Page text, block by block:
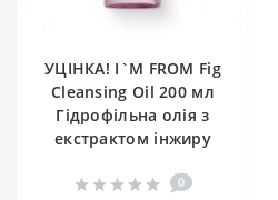
УЦІНКА! I`M FROM Fig
Cleansing Oil 200 мл
Гідрофільна олія з
екстрактом інжиру
0